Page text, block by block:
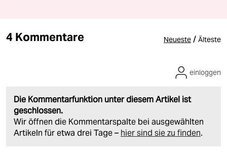
4 Kommentare Neueste / Älteste
Die Kommentarfunktion unter diesem Artikel ist
geschlossen.
Wir öffnen die Kommentarspalte bei ausgewählten
Artikeln für etwa drei Tage – hier sind sie zu finden.
einloggen